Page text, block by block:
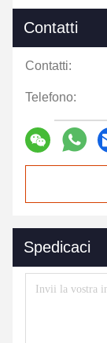
Contatti
Contatti:
Telefono:
Spedicaci